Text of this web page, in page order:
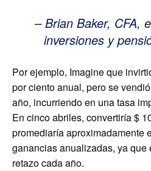
– Brian Baker, CFA,
inversiones y
Por ejemplo, Imagine que
por ciento anual, pero se
año, incurriendo en una tasa
En cinco abriles, convertiría $
promediaría aproximadamente
ganancias anualizadas, ya que
retazo cada año.